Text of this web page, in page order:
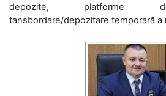
depozite, platforme
tansbordare/depozitare temporară a